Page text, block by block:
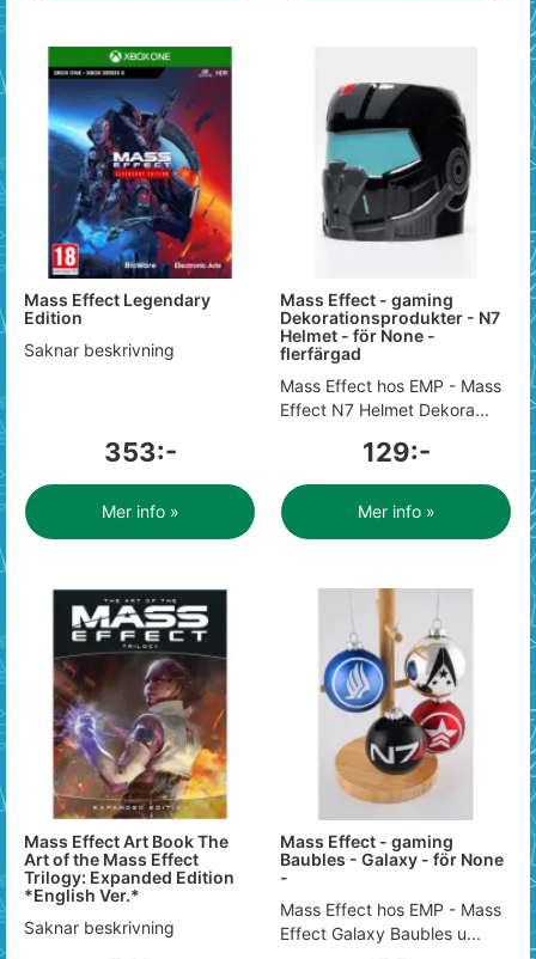
Mass Effect Legendary
Edition
Saknar beskrivning
353:-
Mer info »
Mass Effect - gaming
Dekorationsprodukter - N7
Helmet - för None -
flerfärgad
Mass Effect hos EMP - Mass
Effect N7 Helmet Dekora...
129:-
Mer info »
Mass Effect Art Book The
Art of the Mass Effect
Trilogy: Expanded Edition
*English Ver.*
Saknar beskrivning
Mass Effect - gaming
Baubles - Galaxy - för None
-
Mass Effect hos EMP - Mass
Effect Galaxy Baubles u...